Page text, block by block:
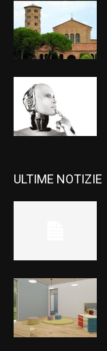
ULTIME NOTIZIE